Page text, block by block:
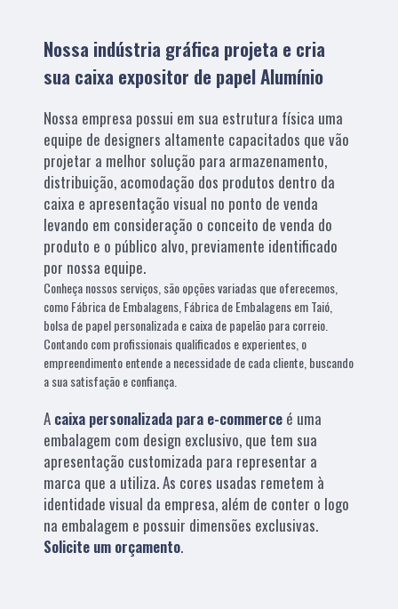
Nossa indústria gráfica projeta e cria
sua caixa expositor de papel Alumínio
Nossa empresa possui em sua estrutura física uma
equipe de designers altamente capacitados que vão
projetar a melhor solução para armazenamento,
distribuição, acomodação dos produtos dentro da
caixa e apresentação visual no ponto de venda
levando em consideração o conceito de venda do
produto e o público alvo, previamente identificado
por nossa equipe.
Conheça nossos serviços, são opções variadas que oferecemos,
como Fábrica de Embalagens, Fábrica de Embalagens em Taió,
bolsa de papel personalizada e caixa de papelão para correio.
Contando com profissionais qualificados e experientes, o
empreendimento entende a necessidade de cada cliente, buscando
a sua satisfação e confiança.
A caixa personalizada para e-commerce é uma
embalagem com design exclusivo, que tem sua
apresentação customizada para representar a
marca que a utiliza. As cores usadas remetem à
identidade visual da empresa, além de conter o logo
na embalagem e possuir dimensões exclusivas.
Solicite um orçamento.